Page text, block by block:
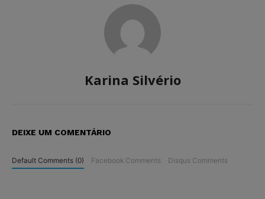
Karina Silvério
DEIXE UM COMENTÁRIO
Default Comments (0) Facebook Comments Disqus Comments